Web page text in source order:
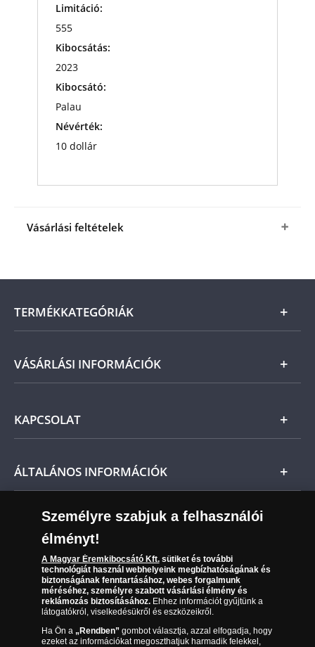
Limitáció:
555
Kibocsátás:
2023
Kibocsátó:
Palau
Névérték:
10 dollár
Vásárlási feltételek
színezüst érménkedvező áron, 199 900 Ft-
postaköltség).A termék ára online, vagy
szállításkor a futárnak vagy a termékhez csatolt
fizetési szelvényen, a számla kiállításától
Ne feledje, amennyiben az ékszer nem teljesíti
előzetes várakozásait, a vonatkozó jogszabályok
és a kézhezvételtől számított 14 napon belül
visszaküldheti. Ekkor annak árát visszatérítjük.
TERMÉKKATEGÓRIÁK
Arany
Magyar
VÁSÁRLÁSI INFORMÁCIÓK
Reklamáció
Visszaküldés
Elállási űrlap
KAPCSOLAT
Ügyfélszolgálat
Leiratkozás a hírlevélről
Karrier
ÁLTALÁNOS INFORMÁCIÓK
Sütik (cookies) használata
Süti (cookies)Beállítások
Társaságunkról
Az érmék és érmek ára és értéke
Gyakran ismételt kérdések
Adatkezelés
06 80 888 889
(díjmentesen hívható hétfőtől csütörtökig 9.00 és 17.00
óra között, péntekenként 9.00 és 15.00 óra között)
Személyre szabjuk a felhasználói
élményt!
A Magyar Éremkibocsátó Kft.sütiket és további
technológiát használ webhelyeink megbízhatóságának és
biztonságának fenntartásához, webes forgalmunk
méréséhez, személyre szabott vásárlási élmény és
reklámozás biztosításához.Ehhez információt gyűjtünk a
látogatókról, viselkedésükről és eszközeikről.
Ha Ön a „Rendben”gombot választja, azzal elfogadja, hogy
ezeket az információkat megoszthatjuk harmadik felekkel,